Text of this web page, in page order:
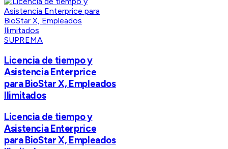
SUPREMA
Licencia de tiempo y
Asistencia Enterprice
para BioStar X, Empleados
Ilimitados
Licencia de tiempo y
Asistencia Enterprice
para BioStar X, Empleados